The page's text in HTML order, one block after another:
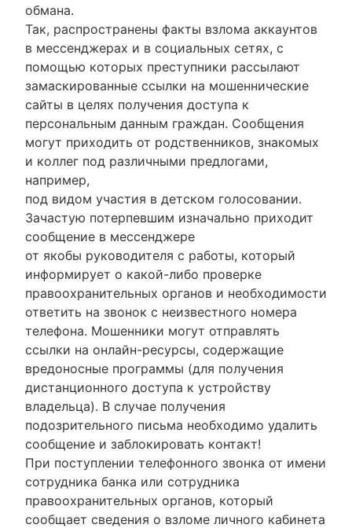
обмана.
Так, распространены факты взлома аккаунтов
в мессенджерах и в социальных сетях, с
помощью которых преступники рассылают
замаскированные ссылки на мошеннические
сайты в целях получения доступа к
персональным данным граждан. Сообщения
могут приходить от родственников, знакомых
и коллег под различными предлогами,
например,
под видом участия в детском голосовании.
Зачастую потерпевшим изначально приходит
сообщение в мессенджере
от якобы руководителя с работы, который
информирует о какой-либо проверке
правоохранительных органов и необходимости
ответить на звонок с неизвестного номера
телефона. Мошенники могут отправлять
ссылки на онлайн-ресурсы, содержащие
вредоносные программы (для получения
дистанционного доступа к устройству
владельца). В случае получения
подозрительного письма необходимо удалить
сообщение и заблокировать контакт!
При поступлении телефонного звонка от имени
сотрудника банка или сотрудника
правоохранительных органов, который
сообщает сведения о взломе личного кабинета